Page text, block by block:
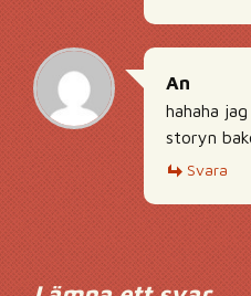
An
hahaha
storyn
Svara